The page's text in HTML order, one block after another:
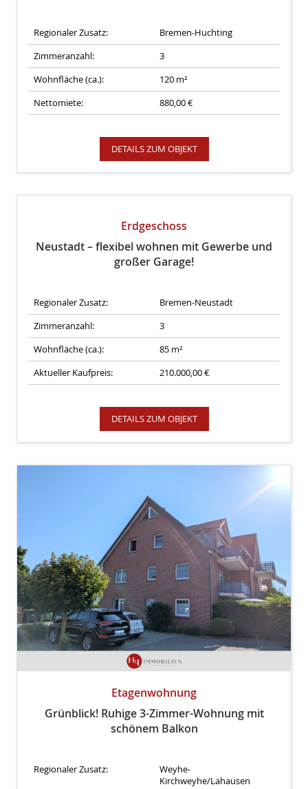
Regionaler Zusatz:
Bremen-Huchting
Zimmeranzahl:
3
Wohnfläche (ca.):
120 m²
Nettomiete:
880,00 €
DETAILS ZUM OBJEKT
Erdgeschoss
Neustadt – flexibel wohnen mit Gewerbe und
großer Garage!
Regionaler Zusatz:
Bremen-Neustadt
Zimmeranzahl:
3
Wohnfläche (ca.):
85 m²
Aktueller Kaufpreis:
210.000,00 €
DETAILS ZUM OBJEKT
Etagenwohnung
Grünblick! Ruhige 3-Zimmer-Wohnung mit
schönem Balkon
Regionaler Zusatz:
Weyhe-
Kirchweyhe/Lahausen